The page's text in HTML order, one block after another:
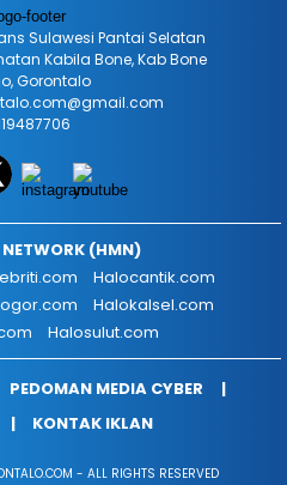
Sulawesi Pantai Selatan
Kabila Bone, Kab Bone
Gorontalo
(HMN)
Halocantik.com
Halokalsel.com
Halosulut.com
PEDOMAN MEDIA CYBER
KONTAK IKLAN
- ALL RIGHTS RESERVED